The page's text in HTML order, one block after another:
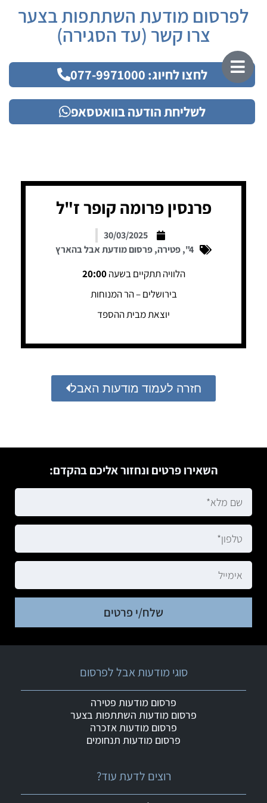
לפרסום מודעת השתתפות בצער
צרו קשר (עד הסגירה)
לחצו לחיוג: 077-9971000
לשליחת הודעה בוואטסאפ
פרנסין פרומה קופר ז"ל
30/03/2025
4"
,פטירה,פרסום מודעת אבל בהארץ
הלוויה תתקיים בשעה20:00
בירושלים – הר המנוחות
יוצאת מבית ההספד
חזרה לעמוד מודעות האבל
השאירו פרטים ונחזור אליכם בהקדם:
שלח/י פרטים
רוצים לדעת עוד?
סוגי מודעות אבל לפרסום
פרסום מודעות פטירה
פרסום מודעות השתתפות בצער
פרסום מודעות אזכרה
פרסום מודעות תנחומים